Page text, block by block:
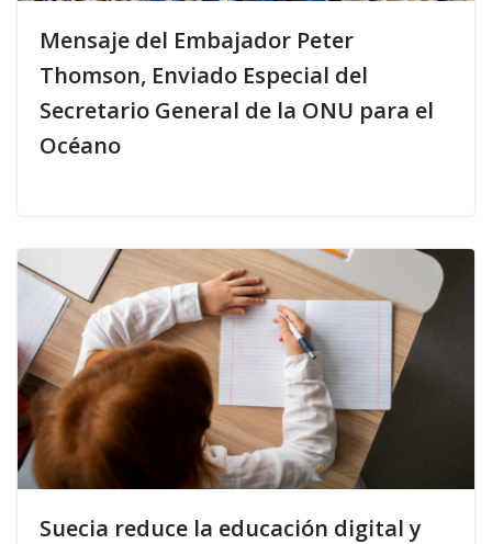
Mensaje del Embajador Peter
Thomson, Enviado Especial del
Secretario General de la ONU para el
Océano
Suecia reduce la educación digital y